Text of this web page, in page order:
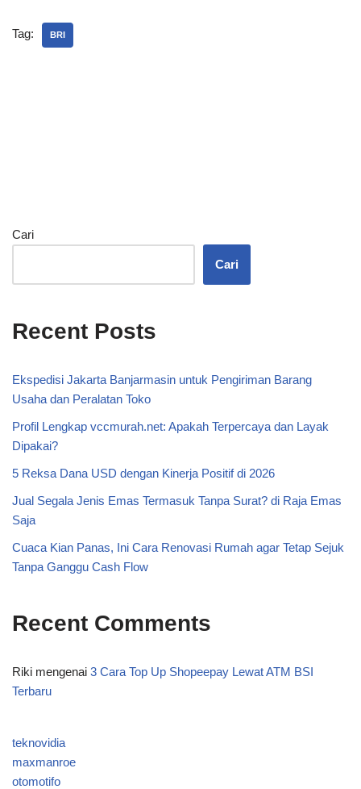
Tag: BRI
Cari
Cari
Recent Posts
Ekspedisi Jakarta Banjarmasin untuk Pengiriman Barang
Usaha dan Peralatan Toko
Profil Lengkap vccmurah.net: Apakah Terpercaya dan Layak
Dipakai?
5 Reksa Dana USD dengan Kinerja Positif di 2026
Jual Segala Jenis Emas Termasuk Tanpa Surat? di Raja Emas
Saja
Cuaca Kian Panas, Ini Cara Renovasi Rumah agar Tetap Sejuk
Tanpa Ganggu Cash Flow
Recent Comments
Riki mengenai 3 Cara Top Up Shopeepay Lewat ATM BSI
Terbaru
teknovidia
maxmanroe
otomotifo